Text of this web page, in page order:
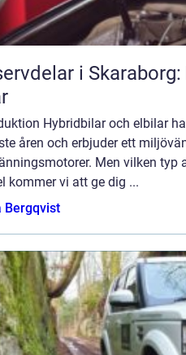
i
Hybridbilar och elbilar
åren och erbjuder ett
Men vilken typ
kommer vi att ge dig ...
Bergqvist